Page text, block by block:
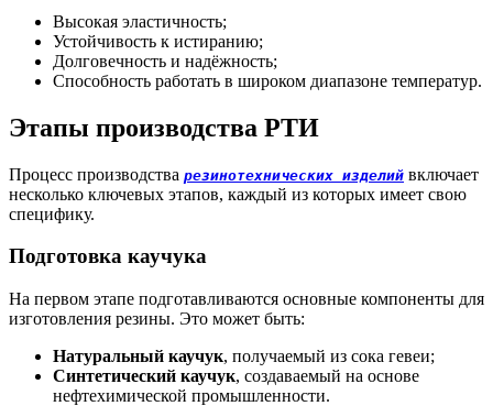
Высокая эластичность;
Устойчивость к истиранию;
Долговечность и надёжность;
Способность работать в широком диапазоне температур.
Этапы производства РТИ
Процесс производства резинотехнических изделий включает
несколько ключевых этапов, каждый из которых имеет свою
специфику.
Подготовка каучука
На первом этапе подготавливаются основные компоненты для
изготовления резины. Это может быть:
Натуральный каучук, получаемый из сока гевеи;
Синтетический каучук, создаваемый на основе
нефтехимической промышленности.